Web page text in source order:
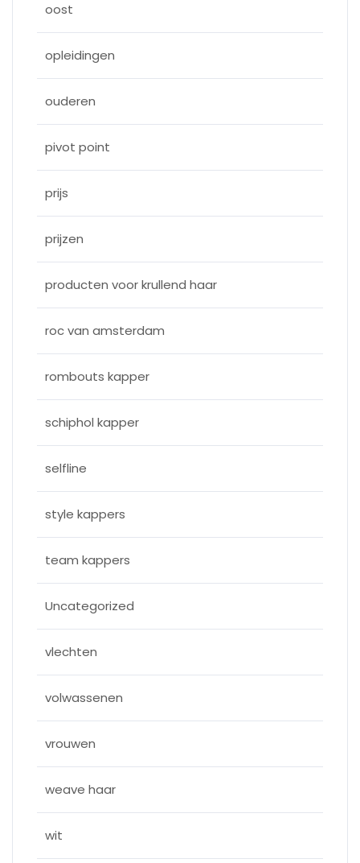
oost
opleidingen
ouderen
pivot point
prijs
prijzen
producten voor krullend haar
roc van amsterdam
rombouts kapper
schiphol kapper
selfline
style kappers
team kappers
Uncategorized
vlechten
volwassenen
vrouwen
weave haar
wit